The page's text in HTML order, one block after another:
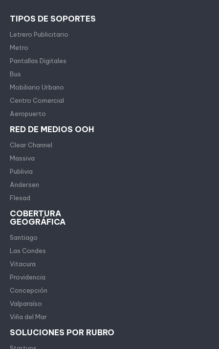
TIPOS DE SOPORTES
Letrero Publicitario
Metro
Pantallas Digitales
Bus
Mobiliario Urbano
Centro Comercial
Aeropuerto
RED DE MEDIOS OOH
Clear Channel
Massiva
Publivia
Andersen
Flesad
COBERTURA
GEOGRÁFICA
Santiago
Las Condes
Vitacura
Providencia
Concepción
Valparaíso
Viña del Mar
SOLUCIONES POR RUBRO